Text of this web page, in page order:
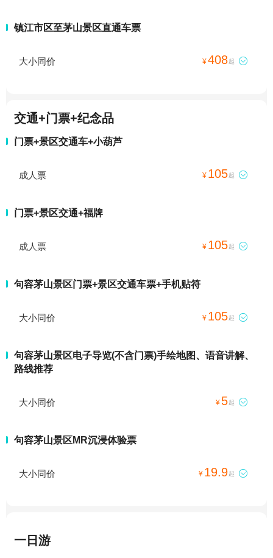
镇江市区至茅山景区直通车票
大小同价 ¥408起 
交通+门票+纪念品
门票+景区交通车+小葫芦
成人票 ¥ 105起 
门票+景区交通+福牌
成人票 ¥ 105起 
句容茅山景区门票+景区交通车票+手机贴符
大小同价 ¥ 105起 
句容茅山景区电子导览(不含门票)手绘地图、语音讲解、
路线推荐
大小同价 ¥ 5起 
句容茅山景区MR沉浸体验票
大小同价 ¥ 19.9起 
一日游